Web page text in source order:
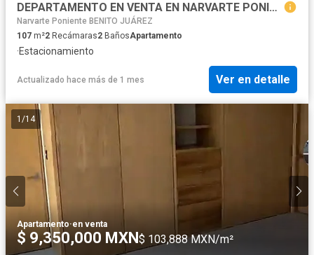
DEPARTAMENTO EN VENTA EN NARVARTE PONIENTE
Narvarte Poniente BENITO JUÁREZ
107 m²2 Recámaras2 BañosApartamento
·Estacionamiento
Actualizado hace más de 1 mes Ver en detalle
1 /14
Apartamento·en venta
$ 9,350,000 MXN$ 103,888 MXN/m²